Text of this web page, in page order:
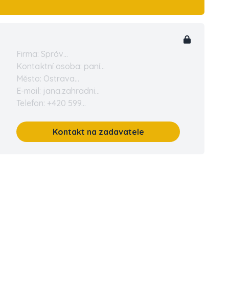
Firma: Správ...
Kontaktní osoba: paní...
Město: Ostrava...
E-mail: jana.zahradni...
Telefon: +420 599...
Kontakt na zadavatele